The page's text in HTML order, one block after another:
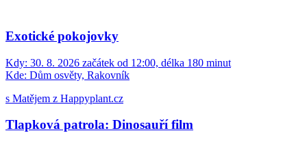
Exotické pokojovky
Kdy: 30. 8. 2026 začátek od 12:00, délka 180 minut
Kde: Dům osvěty, Rakovník
s Matějem z Happyplant.cz
Tlapková patrola: Dinosauří film